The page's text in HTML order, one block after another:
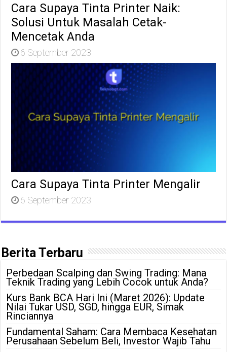
Cara Supaya Tinta Printer Naik:
Solusi Untuk Masalah Cetak-
Mencetak Anda
6 September 2023
Cara Supaya Tinta Printer Mengalir
6 September 2023
Berita Terbaru
Perbedaan Scalping dan Swing Trading: Mana
Teknik Trading yang Lebih Cocok untuk Anda?
Kurs Bank BCA Hari Ini (Maret 2026): Update
Nilai Tukar USD, SGD, hingga EUR, Simak
Rinciannya
Fundamental Saham: Cara Membaca Kesehatan
Perusahaan Sebelum Beli, Investor Wajib Tahu